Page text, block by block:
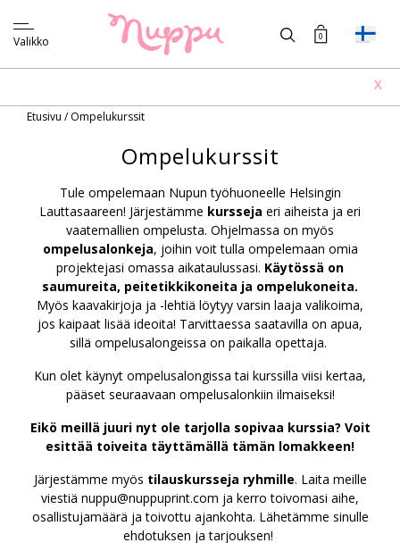
Valikko 0
X
Etusivu /Ompelukurssit
Ompelukurssit
Tule ompelemaan Nupun työhuoneelle Helsingin
Lauttasaareen! Järjestämme kursseja eri aiheista ja eri
vaatemallien ompelusta. Ohjelmassa on myös
ompelusalonkeja, joihin voit tulla ompelemaan omia
projektejasi omassa aikataulussasi. Käytössä on
saumureita, peitetikkikoneita ja ompelukoneita.
Myös kaavakirjoja ja -lehtiä löytyy varsin laaja valikoima,
jos kaipaat lisää ideoita! Tarvittaessa saatavilla on apua,
sillä ompelusalongeissa on paikalla opettaja.
Kun olet käynyt ompelusalongissa tai kurssilla viisi kertaa,
pääset seuraavaan ompelusalonkiin ilmaiseksi!
Eikö meillä juuri nyt ole tarjolla sopivaa kurssia? Voit
esittää toiveita täyttämällä tämän lomakkeen!
Järjestämme myös tilauskursseja ryhmille. Laita meille
viestiä nuppu@nuppuprint.com ja kerro toivomasi aihe,
osallistujamäärä ja toivottu ajankohta. Lähetämme sinulle
ehdotuksen ja tarjouksen!